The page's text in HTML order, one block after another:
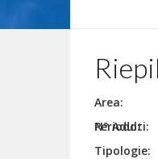
Area:
N° Adulti:
Periodo:
Tipologie: